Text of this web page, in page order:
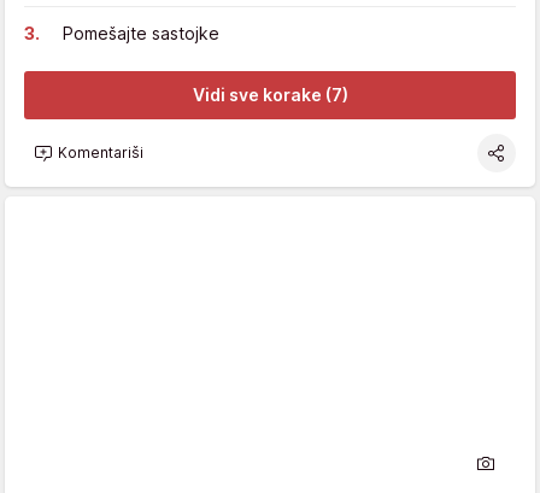
Pomešajte sastojke
Vidi sve korake (7)
Komentariši